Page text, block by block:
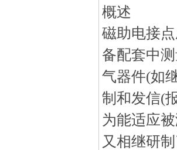
概述
磁助电接
备配套中
气器件(如
制和发信(
为能适应
又相继研